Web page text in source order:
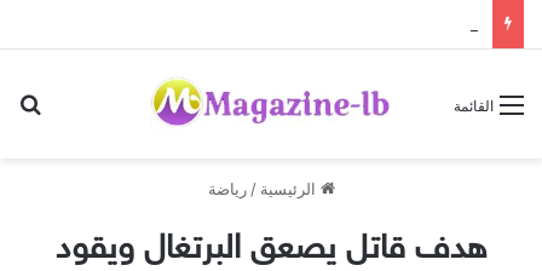
القائمة
الرئيسية / رياضة
هدف قاتل يصعق البرتغال ويقود